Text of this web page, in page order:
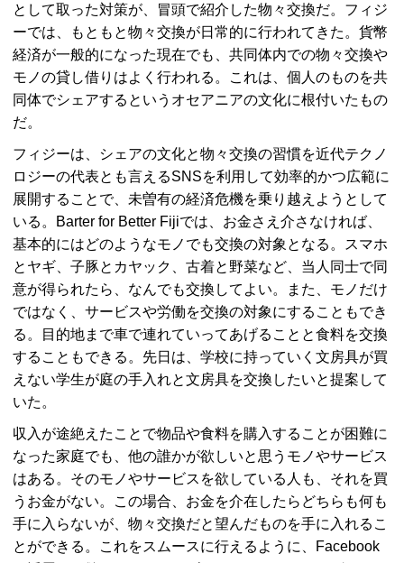
として取った対策が、冒頭で紹介した物々交換だ。フィジ
ーでは、もともと物々交換が日常的に行われてきた。貨幣
経済が一般的になった現在でも、共同体内での物々交換や
モノの貸し借りはよく行われる。これは、個人のものを共
同体でシェアするというオセアニアの文化に根付いたもの
だ。
フィジーは、シェアの文化と物々交換の習慣を近代テクノ
ロジーの代表とも言えるSNSを利用して効率的かつ広範に
展開することで、未曽有の経済危機を乗り越えようとして
いる。
Barter for Better Fijiでは、お金さえ介さなければ、
基本的にはどのようなモノでも交換の対象となる。スマホ
とヤギ、子豚とカヤック、古着と野菜など、当人同士で同
意が得られたら、なんでも交換してよい。また、モノだけ
ではなく、サービスや労働を交換の対象にすることもでき
る。目的地まで車で連れていってあげることと食料を交換
することもできる。先日は、学校に持っていく文房具が買
えない学生が庭の手入れと文房具を交換したいと提案して
いた。
収入が途絶えたことで物品や食料を購入することが困難に
なった家庭でも、他の誰かが欲しいと思うモノやサービス
はある。そのモノやサービスを欲している人も、それを買
うお金がない。この場合、お金を介在したらどちらも何も
手に入らないが、物々交換だと望んだものを手に入れるこ
とができる。これをスムースに行えるように、Facebook